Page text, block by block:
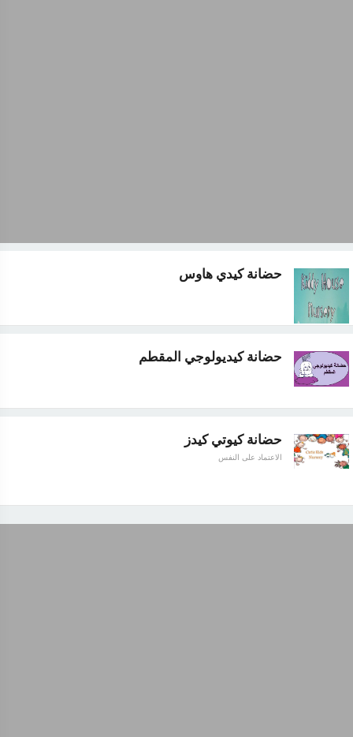
حضانة كيدي هاوس
حضانة كيديولوجي المقطم
حضانة كيوتي كيدز
الاعتماد على النفس